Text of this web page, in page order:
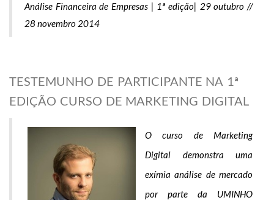
Análise Financeira de Empresas | 1ª edição| 29 outubro //
28 novembro 2014
TESTEMUNHO DE PARTICIPANTE NA 1ª
EDIÇÃO CURSO DE MARKETING DIGITAL
O curso de Marketing
Digital demonstra uma
exímia análise de mercado
por parte da UMINHO